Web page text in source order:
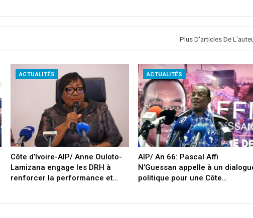
Plus D'articles De
ACTUALITÉS
Côte d’Ivoire-AIP/ Anne Ouloto-
Lamizana engage les DRH à
renforcer la performance et…
ACTUALITÉS
AIP/ An 66: Pascal Affi
N’Guessan appelle à un
politique pour une Côte…